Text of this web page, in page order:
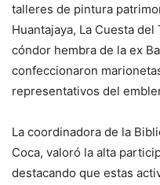
talleres de pintura
Huantajaya, La Cuesta
cóndor hembra de la ex
confeccionaron
representativos del
La coordinadora de la
Coca, valoró la alta
destacando que estas